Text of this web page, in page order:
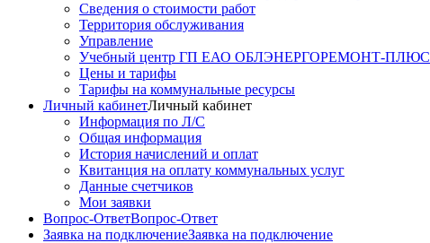
Сведения о стоимости работ
Территория обслуживания
Управление
Учебный центр ГП ЕАО ОБЛЭНЕРГОРЕМОНТ-ПЛЮС
Цены и тарифы
Тарифы на коммунальные ресурсы
Личный кабинетЛичный кабинет
Информация по Л/С
Общая информация
История начислений и оплат
Квитанция на оплату коммунальных услуг
Данные счетчиков
Мои заявки
Вопрос-ОтветВопрос-Ответ
Заявка на подключениеЗаявка на подключение